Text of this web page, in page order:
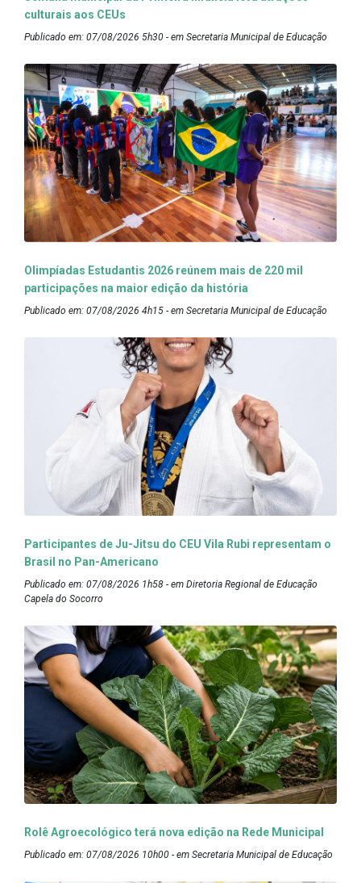
culturais aos CEUs
Publicado em: 07/08/2026 5h30 - em Secretaria Municipal de Educação
Olimpíadas Estudantis 2026 reúnem mais de 220 mil
participações na maior edição da história
Publicado em: 07/08/2026 4h15 - em Secretaria Municipal de Educação
Participantes de Ju-Jitsu do CEU Vila Rubi representam o
Brasil no Pan-Americano
Publicado em: 07/08/2026 1h58 - em Diretoria Regional de Educação
Capela do Socorro
Rolê Agroecológico terá nova edição na Rede Municipal
Publicado em: 07/08/2026 10h00 - em Secretaria Municipal de Educação